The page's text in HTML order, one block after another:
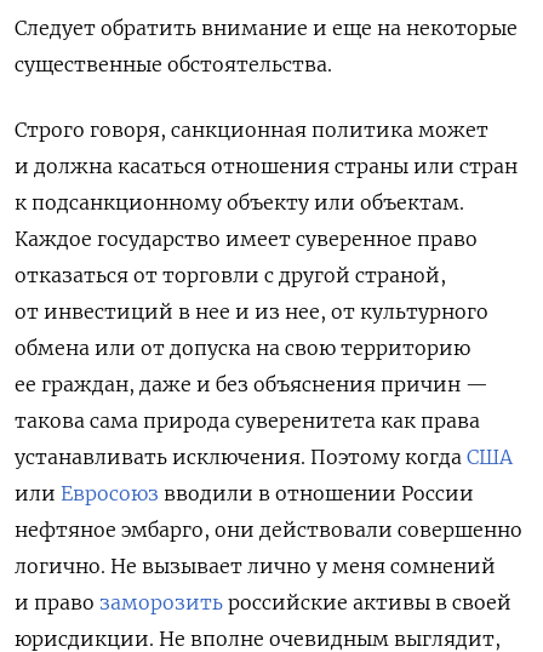
Следует обратить внимание и еще на некоторые
существенные обстоятельства.
Строго говоря, санкционная политика может
и должна касаться отношения страны или стран
к подсанкционному объекту или объектам.
Каждое государство имеет суверенное право
отказаться от торговли с другой страной,
от инвестиций в нее и из нее, от культурного
обмена или от допуска на свою территорию
ее граждан, даже и без объяснения причин —
такова сама природа суверенитета как права
устанавливать исключения. Поэтому когда США
или Евросоюз вводили в отношении России
нефтяное эмбарго, они действовали совершенно
логично. Не вызывает лично у меня сомнений
и право заморозить российские активы в своей
юрисдикции. Не вполне очевидным выглядит,